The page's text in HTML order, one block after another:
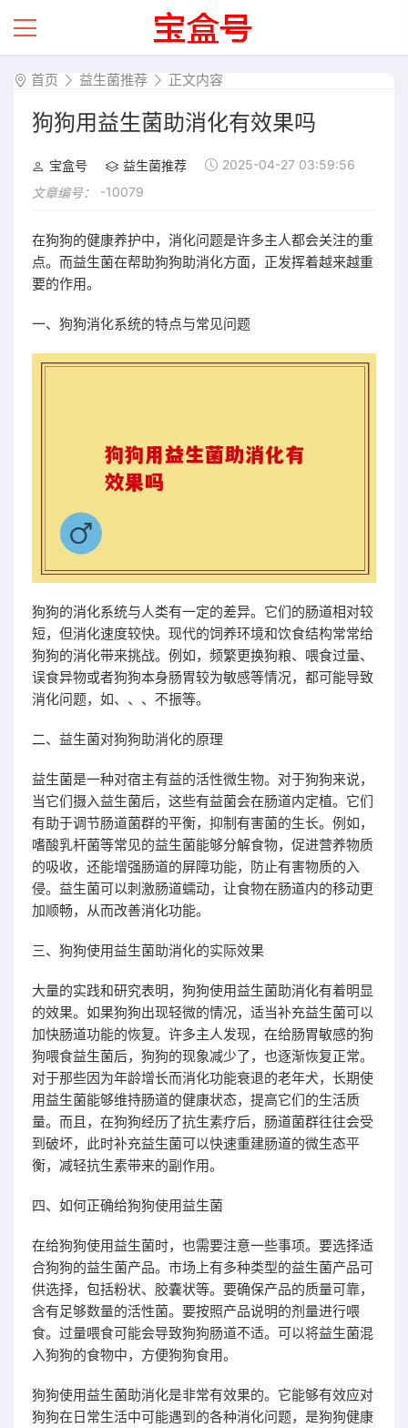
首页 益生菌推荐 正文内容
狗狗用益生菌助消化有效果吗
宝盒号 益生菌推荐
2025-04-27 03:59:56
文章编号：
-10079
在狗狗的健康养护中，消化问题是许多主人都会关注的重
点。而益生菌在帮助狗狗助消化方面，正发挥着越来越重
要的作用。
一、狗狗消化系统的特点与常见问题
狗狗的消化系统与人类有一定的差异。它们的肠道相对较
短，但消化速度较快。现代的饲养环境和饮食结构常常给
狗狗的消化带来挑战。例如，频繁更换狗粮、喂食过量、
误食异物或者狗狗本身肠胃较为敏感等情况，都可能导致
消化问题，如、、、不振等。
二、益生菌对狗狗助消化的原理
益生菌是一种对宿主有益的活性微生物。对于狗狗来说，
当它们摄入益生菌后，这些有益菌会在肠道内定植。它们
有助于调节肠道菌群的平衡，抑制有害菌的生长。例如，
嗜酸乳杆菌等常见的益生菌能够分解食物，促进营养物质
的吸收，还能增强肠道的屏障功能，防止有害物质的入
侵。益生菌可以刺激肠道蠕动，让食物在肠道内的移动更
加顺畅，从而改善消化功能。
三、狗狗使用益生菌助消化的实际效果
大量的实践和研究表明，狗狗使用益生菌助消化有着明显
的效果。如果狗狗出现轻微的情况，适当补充益生菌可以
加快肠道功能的恢复。许多主人发现，在给肠胃敏感的狗
狗喂食益生菌后，狗狗的现象减少了，也逐渐恢复正常。
对于那些因为年龄增长而消化功能衰退的老年犬，长期使
用益生菌能够维持肠道的健康状态，提高它们的生活质
量。而且，在狗狗经历了抗生素疗后，肠道菌群往往会受
到破坏，此时补充益生菌可以快速重建肠道的微生态平
衡，减轻抗生素带来的副作用。
四、如何正确给狗狗使用益生菌
在给狗狗使用益生菌时，也需要注意一些事项。要选择适
合狗狗的益生菌产品。市场上有多种类型的益生菌产品可
供选择，包括粉状、胶囊状等。要确保产品的质量可靠，
含有足够数量的活性菌。要按照产品说明的剂量进行喂
食。过量喂食可能会导致狗狗肠道不适。可以将益生菌混
入狗狗的食物中，方便狗狗食用。
狗狗使用益生菌助消化是非常有效果的。它能够有效应对
狗狗在日常生活中可能遇到的各种消化问题，是狗狗健康